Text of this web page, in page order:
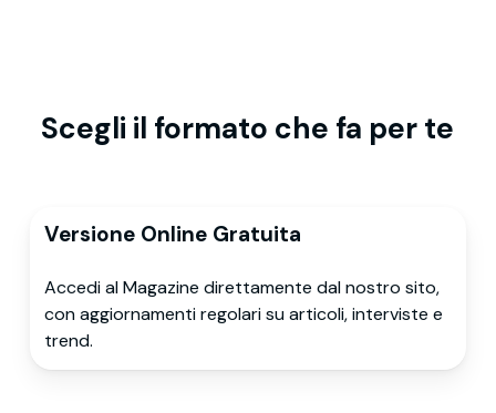
Scegli il formato che fa per te
Versione Online Gratuita
Accedi al Magazine direttamente dal nostro sito,
con aggiornamenti regolari su articoli, interviste e
trend.